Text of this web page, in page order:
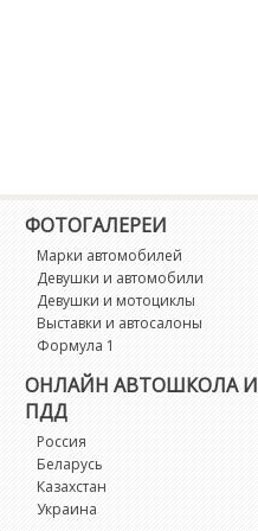
ФОТОГАЛЕРЕИ
Марки автомобилей
Девушки и автомобили
Девушки и мотоциклы
Выставки и автосалоны
Формула 1
ОНЛАЙН АВТОШКОЛА И
ПДД
Россия
Беларусь
Казахстан
Украина